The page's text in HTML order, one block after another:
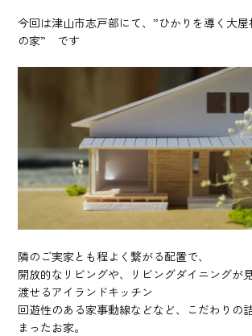
今回は津山市志戸部にて、”ひかりを導く大屋
の家” です
隣のご実家とも程よく繋がる配置で、
開放的なリビングや、リビングダイニングが
渡せるアイランドキッチン
回遊性のある家事動線などなど、こだわりの
まったお家。